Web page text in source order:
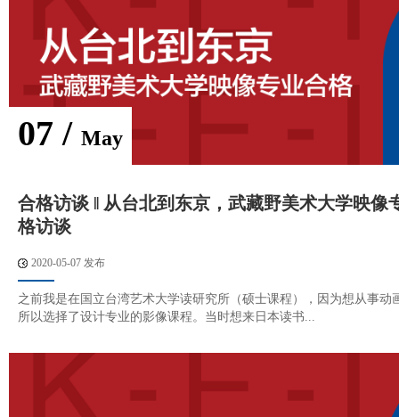
07 / May
合格访谈 ‖ 从台北到东京，武藏野美术大学映像
格访谈
2020-05-07 发布
之前我是在国立台湾艺术大学读研究所（硕士课程），因为想从事动
所以选择了设计专业的影像课程。当时想来日本读书...